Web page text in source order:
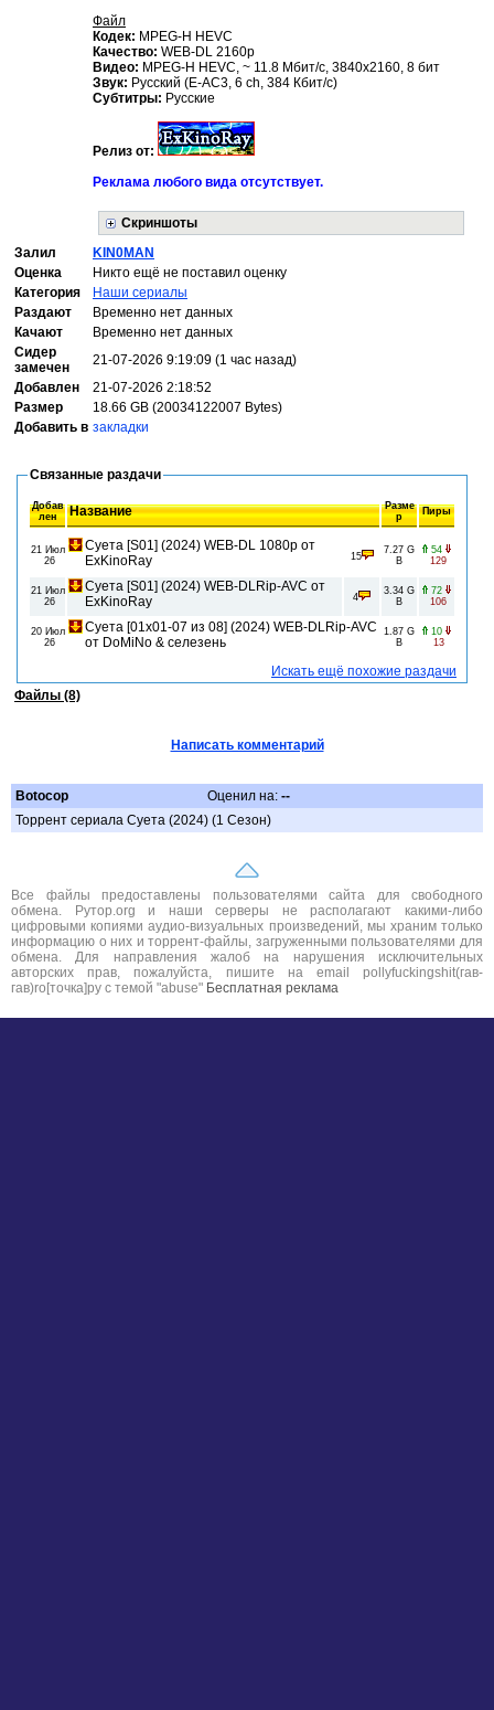
Файл
Кодек: MPEG-H HEVC
Качество: WEB-DL 2160p
Видео: MPEG-H HEVC, ~ 11.8 Мбит/с, 3840x2160, 8 бит
Звук: Русский (E-AC3, 6 ch, 384 Кбит/с)
Субтитры: Русские
Релиз от:
Реклама любого вида отсутствует.
Скриншоты
Залил
KIN0MAN
Оценка
Никто ещё не поставил оценку
Категория
Наши сериалы
Раздают
Временно нет данных
Качают
Временно нет данных
Сидер
замечен
21-07-2026 9:19:09 (1 час назад)
Добавлен
21-07-2026 2:18:52
Размер
18.66 GB (20034122007 Bytes)
Добавить в закладки
Связанные раздачи
Добав
лен
Название
Разме
р
Пиры
21 Июл
26
Суета [S01] (2024) WEB-DL 1080p от
ExKinoRay
15
7.27 G
B
54
129
21 Июл
26
Суета [S01] (2024) WEB-DLRip-AVC от
ExKinoRay
4
3.34 G
B
72
106
20 Июл
26
Суета [01x01-07 из 08] (2024) WEB-DLRip-AVC
от DoMiNo & селезень
1.87 G
B
10
13
Искать ещё похожие раздачи
Файлы (8)
Написать комментарий
Botocop Оценил на: --
Торрент сериала Суета (2024) (1 Сезон)
Все файлы предоставлены пользователями сайта для свободного
обмена. Рутор.org и наши серверы не располагают какими-либо
цифровыми копиями аудио-визуальных произведений, мы храним только
информацию о них и торрент-файлы, загруженными пользователями для
обмена. Для направления жалоб на нарушения исключительных
авторских прав, пожалуйста, пишите на email pollyfuckingshit(гав-
гав)ro[точка]ру с темой "abuse" Бесплатная реклама